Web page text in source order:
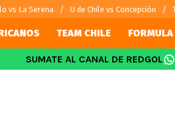
vs La Serena U de Chile vs Concepción
TEAM CHILE FORMULA
SUMATE AL CANAL DE REDGOL